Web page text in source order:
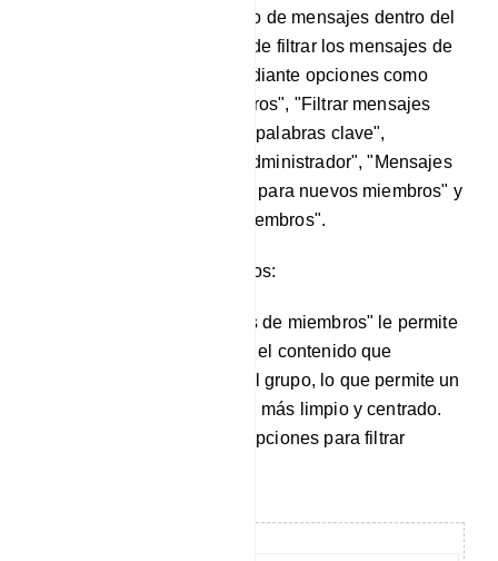
miembros y facilita el filtrado de mensajes dentro del
grupo. Tiene la posibilidad de filtrar los mensajes de
los miembros del grupo mediante opciones como
"Filtrar mensajes de miembros", "Filtrar mensajes
reenviados", "Vigilancia de palabras clave",
"Mensajes filtrados por el administrador", "Mensajes
de servicio", "Restricciones para nuevos miembros" y
"Límites de mensajes de miembros".
Filtrar mensajes de miembros:
La función "Filtrar mensajes de miembros" le permite
regular de manera eficiente el contenido que
comparten los miembros del grupo, lo que permite un
entorno de discusión grupal más limpio y centrado.
Esta función ofrece varias opciones para filtrar